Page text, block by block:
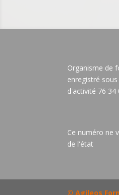
Organisme de
enregistré
d'activité 76 34
Ce numéro ne
de l'état
© Agileos